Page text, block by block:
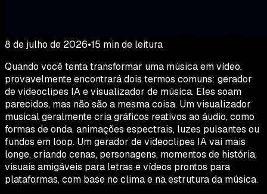
8 de julho de 2026•15 min de leitura
Quando você tenta transformar uma música em vídeo,
provavelmente encontrará dois termos comuns: gerador
de videoclipes IA e visualizador de música. Eles soam
parecidos, mas não são a mesma coisa. Um visualizador
musical geralmente cria gráficos reativos ao áudio, como
formas de onda, animações espectrais, luzes pulsantes ou
fundos em loop. Um gerador de videoclipes IA vai mais
longe, criando cenas, personagens, momentos de história,
visuais amigáveis para letras e vídeos prontos para
plataformas, com base no clima e na estrutura da música.